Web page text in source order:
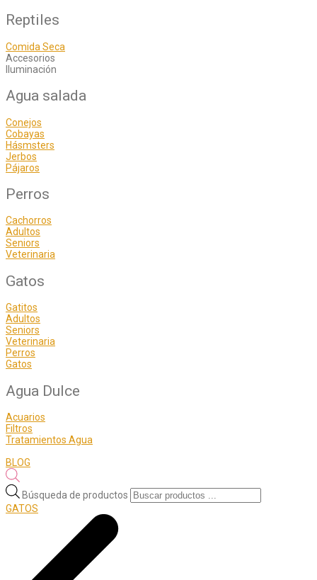
Reptiles
Comida Seca
Accesorios
Iluminación
Agua salada
Conejos
Cobayas
Hásmsters
Jerbos
Pájaros
Perros
Cachorros
Adultos
Seniors
Veterinaria
Gatos
Gatitos
Adultos
Seniors
Veterinaria
Perros
Gatos
Agua Dulce
Acuarios
Filtros
Tratamientos Agua
BLOG
Búsqueda de productos
GATOS